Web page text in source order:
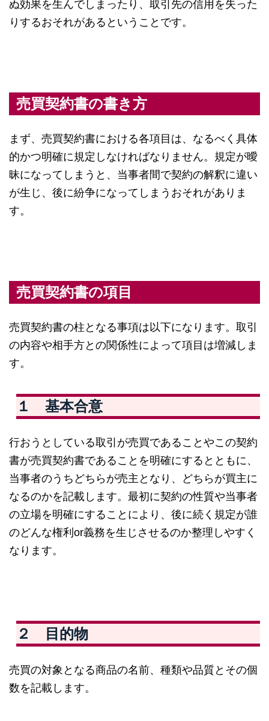
ぬ効果を生んでしまったり、取引先の信用を失った
りするおそれがあるということです。
売買契約書の書き方
まず、売買契約書における各項目は、なるべく具体
的かつ明確に規定しなければなりません。規定が曖
昧になってしまうと、当事者間で契約の解釈に違い
が生じ、後に紛争になってしまうおそれがありま
す。
売買契約書の項目
売買契約書の柱となる事項は以下になります。取引
の内容や相手方との関係性によって項目は増減しま
す。
１ 基本合意
行おうとしている取引が売買であることやこの契約
書が売買契約書であることを明確にするとともに、
当事者のうちどちらが売主となり、どちらが買主に
なるのかを記載します。最初に契約の性質や当事者
の立場を明確にすることにより、後に続く規定が誰
のどんな権利or義務を生じさせるのか整理しやすく
なります。
２ 目的物
売買の対象となる商品の名前、種類や品質とその個
数を記載します。